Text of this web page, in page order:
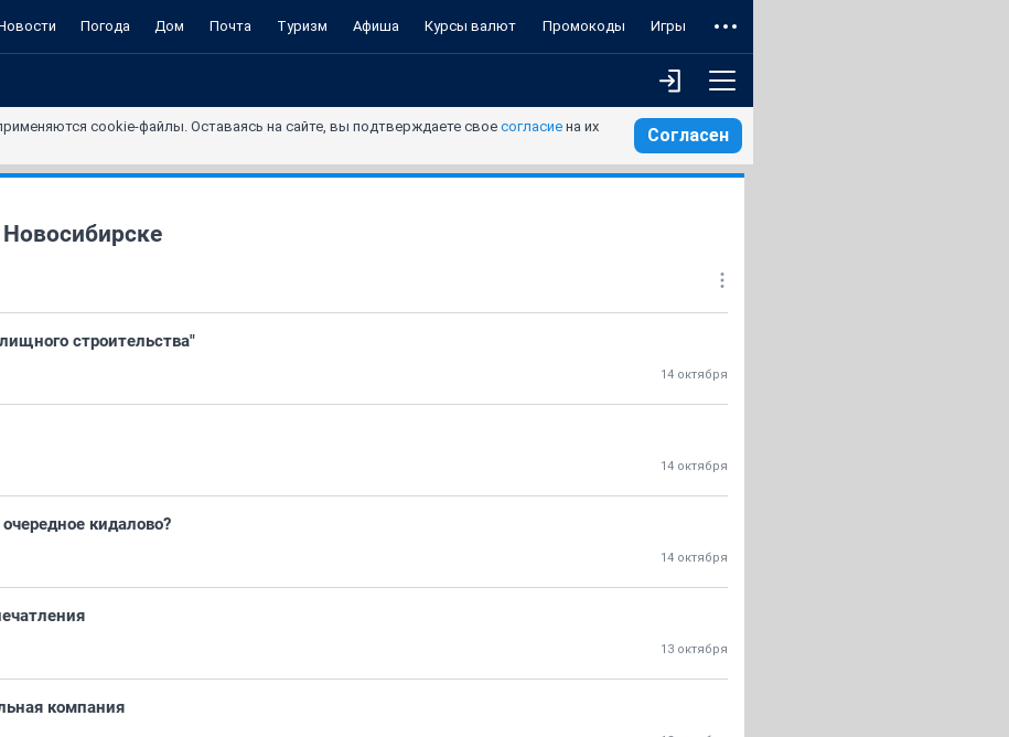
Погода Дом Почта Туризм Афиша Курсы валют Промокоды Игры
cookie-файлы. Оставаясь на сайте, вы подтверждаете свое согласие на их
Согласен
строительства"
14 октября
14 октября
кидалово?
14 октября
13 октября
компания